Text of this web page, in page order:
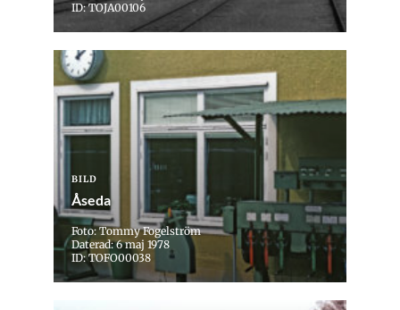
ID: TOJA00106
BILD
Åseda
Foto: Tommy Fogelström
Daterad: 6 maj 1978
ID: TOFO00038